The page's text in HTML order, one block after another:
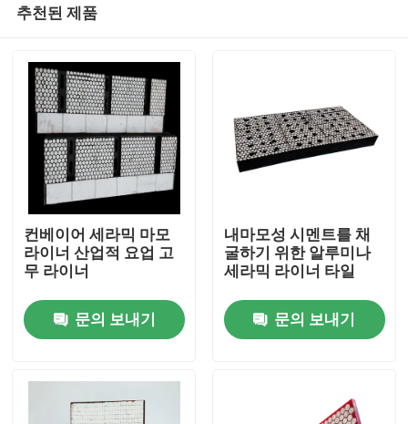
홈
제품 소개
동영상
추천된 제품
컨베이어 세라믹 마모
라이너 산업적 요업 고
무 라이너
문의 보내기
내마모성 시멘트를 채
굴하기 위한 알루미나
세라믹 라이너 타일
문의 보내기